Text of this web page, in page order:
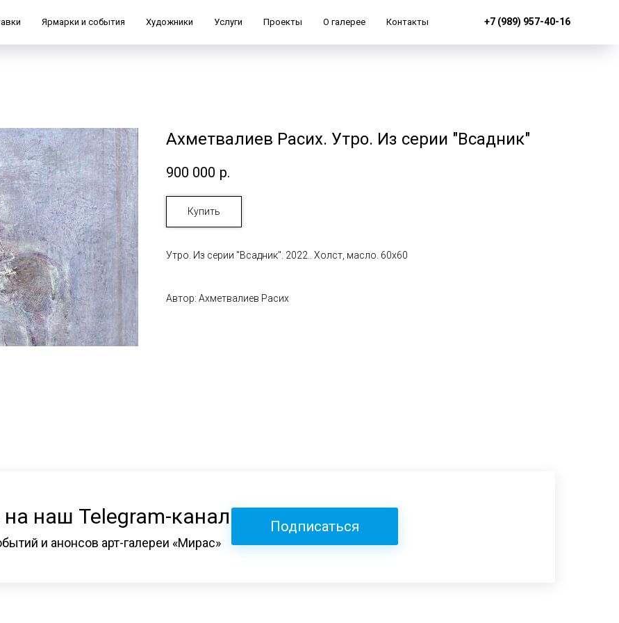
Ярмарки и события Художники Услуги Проекты О галерее Контакты +7 (989) 957-40-16
Ахметвалиев Расих. Утро. Из серии "Всадник"
900 000 р.
Купить
Утро. Из серии "Всадник". 2022.. Холст, масло. 60x60
Автор: Ахметвалиев Расих
наш Telegram-канал
и анонсов арт-галереи «Мирас»
Подписаться